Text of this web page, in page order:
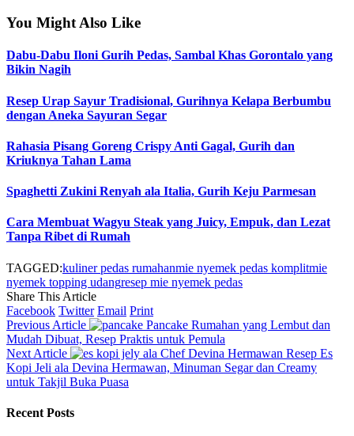
You Might Also Like
Dabu-Dabu Iloni Gurih Pedas, Sambal Khas Gorontalo yang
Bikin Nagih
Resep Urap Sayur Tradisional, Gurihnya Kelapa Berbumbu
dengan Aneka Sayuran Segar
Rahasia Pisang Goreng Crispy Anti Gagal, Gurih dan
Kriuknya Tahan Lama
Spaghetti Zukini Renyah ala Italia, Gurih Keju Parmesan
Cara Membuat Wagyu Steak yang Juicy, Empuk, dan Lezat
Tanpa Ribet di Rumah
TAGGED:kuliner pedas rumahanmie nyemek pedas komplitmie
nyemek topping udangresep mie nyemek pedas
Share This Article
Facebook Twitter Email Print
Previous Article
Pancake Rumahan yang Lembut dan
Mudah Dibuat, Resep Praktis untuk Pemula
Next Article
Resep Es
Kopi Jeli ala Devina Hermawan, Minuman Segar dan Creamy
untuk Takjil Buka Puasa
Recent Posts